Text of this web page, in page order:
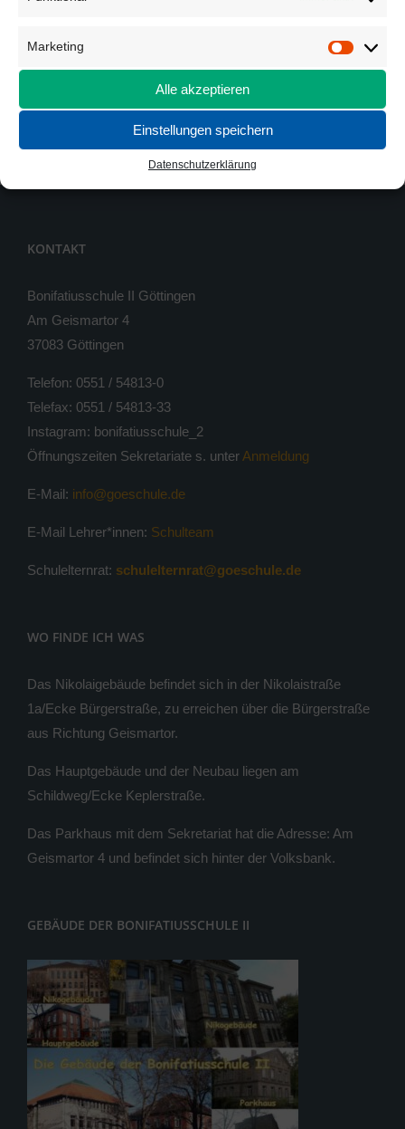
Marketing
Alle akzeptieren
Einstellungen speichern
Datenschutzerklärung
KONTAKT
Bonifatiusschule II Göttingen
Am Geismartor 4
37083 Göttingen
Telefon: 0551 / 54813-0
Telefax: 0551 / 54813-33
Instagram: bonifatiusschule_2
Öffnungszeiten Sekretariate s. unter Anmeldung
E-Mail: info@goeschule.de
E-Mail Lehrer*innen: Schulteam
Schulelternrat: schulelternrat@goeschule.de
WO FINDE ICH WAS
Das Nikolaigebäude befindet sich in der Nikolaistraße
1a/Ecke Bürgerstraße, zu erreichen über die Bürgerstraße
aus Richtung Geismartor.
Das Hauptgebäude und der Neubau liegen am
Schildweg/Ecke Keplerstraße.
Das Parkhaus mit dem Sekretariat hat die Adresse: Am
Geismartor 4 und befindet sich hinter der Volksbank.
GEBÄUDE DER BONIFATIUSSCHULE II